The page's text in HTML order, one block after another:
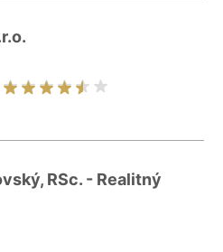
RSc. - Realitný